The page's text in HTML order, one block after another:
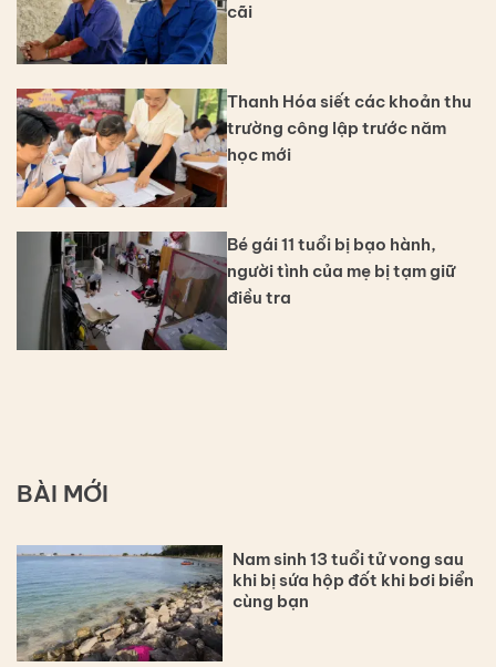
cãi
Thanh Hóa siết các khoản thu
trường công lập trước năm
học mới
Bé gái 11 tuổi bị bạo hành,
người tình của mẹ bị tạm giữ
điều tra
BÀI MỚI
Nam sinh 13 tuổi tử vong sau
khi bị sứa hộp đốt khi bơi biển
cùng bạn